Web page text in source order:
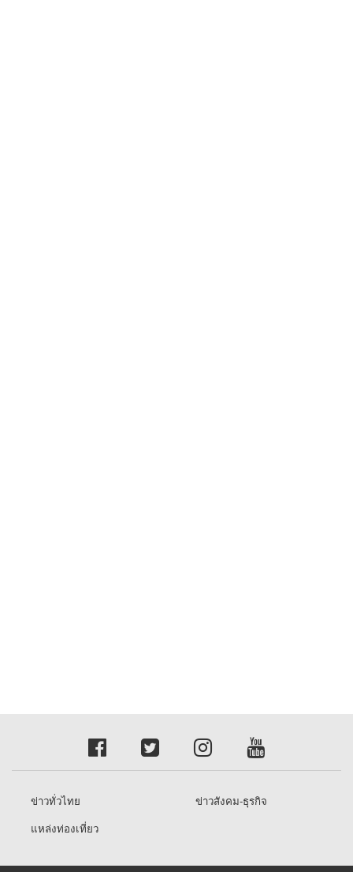
ข่าวทั่วไทย
ข่าวสังคม-ธุรกิจ
แหล่งท่องเที่ยว